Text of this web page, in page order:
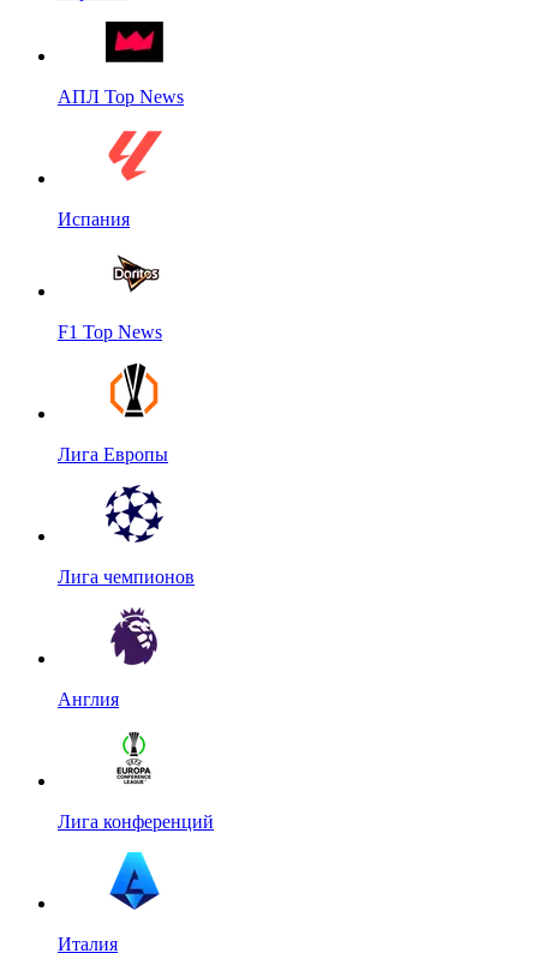
АПЛ Top News
Испания
F1 Top News
Лига Европы
Лига чемпионов
Англия
Лига конференций
Италия